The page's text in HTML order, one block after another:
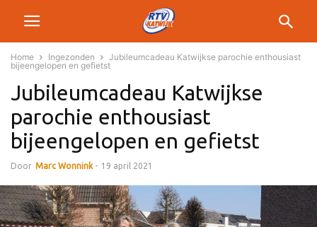
Home Ingezonden
Jubileumcadeau Katwijkse parochie enthousiast
bijeengelopen en gefietst
Jubileumcadeau Katwijkse
parochie enthousiast
bijeengelopen en gefietst
Door Marc Wonnink - 19 april 2021